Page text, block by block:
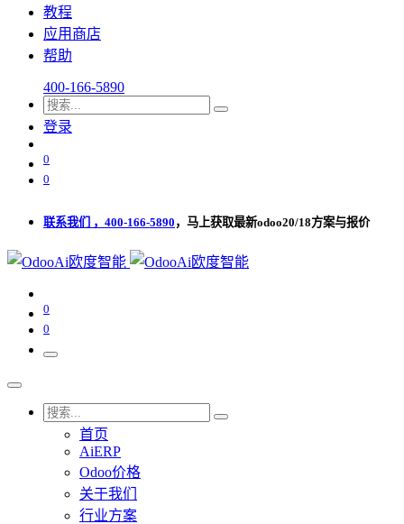
教程
应用商店
帮助
400-166-5890
登录
0
0
联系我们 ，400-166-5890 ，马上获取最新odoo20/18方案与报价
0
0
首页
AiERP
Odoo价格
关于我们
行业方案